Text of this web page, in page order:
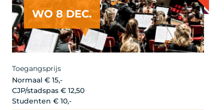
WO 8 DEC.
Toegangsprijs
Normaal € 15,-
CJP/stadspas € 12,50
Studenten € 10,-